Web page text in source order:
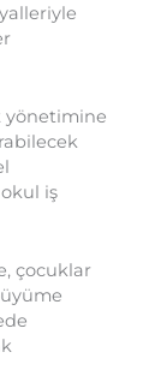
yönetimine
iş
çocuklar